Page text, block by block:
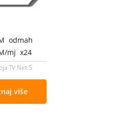
odmah
mj x24
TV Net S
više